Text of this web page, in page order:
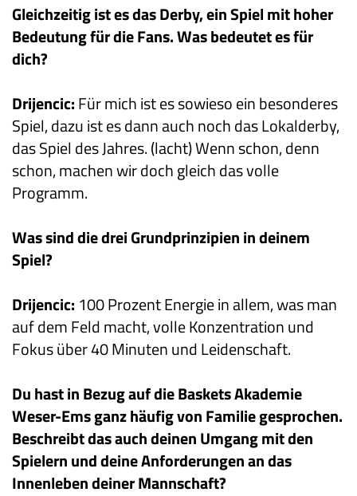
Gleichzeitig ist es das Derby, ein Spiel mit hoher
Bedeutung für die Fans. Was bedeutet es für
dich?
Drijencic:Für mich ist es sowieso ein besonderes
Spiel, dazu ist es dann auch noch das Lokalderby,
das Spiel des Jahres. (lacht) Wenn schon, denn
schon, machen wir doch gleich das volle
Programm.
Was sind die drei Grundprinzipien in deinem
Spiel?
Drijencic: 100 Prozent Energie in allem, was man
auf dem Feld macht, volle Konzentration und
Fokus über 40 Minuten und Leidenschaft.
Du hast in Bezug auf die Baskets Akademie
Weser-Ems ganz häufig von Familie gesprochen.
Beschreibt das auch deinen Umgang mit den
Spielern und deine Anforderungen an das
Innenleben deiner Mannschaft?